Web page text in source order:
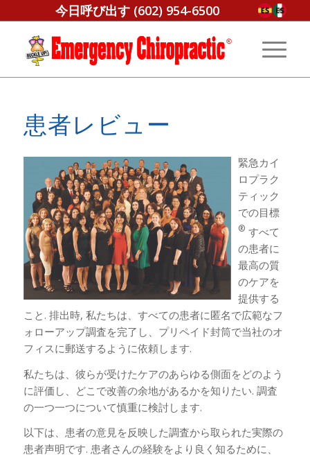
今日呼び出す (602) 954-6500
患者レビュー
緊急カイ
ロプラク
ティック
での目標
® すべて
の患者に
最高の質
のケアを
提供する
こと. 排出時, 私たちは、すべての患者に匿名で広範なフ
ォローアップ調査を完了し、プリペイド封筒で当社のオ
フィスに郵送するように依頼します.
私たちは、彼らが受けたケアのあらゆる側面をどのよう
に評価し、どこで改善の余地があるかを知りたい. 調査
の一つ一つについて慎重に検討します.
以下は、患者の意見を反映した調査から取られた実際の
患者声明です. 患者さんの経験をより良く知るために、